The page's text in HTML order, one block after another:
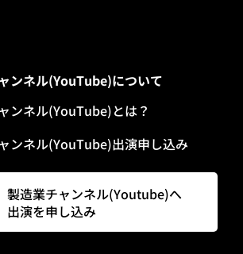
ンネル(YouTube)について
ンネル(YouTube)とは？
ンネル(YouTube)出演申し込み
製造業チャンネル(Youtube)へ
出演を申し込み